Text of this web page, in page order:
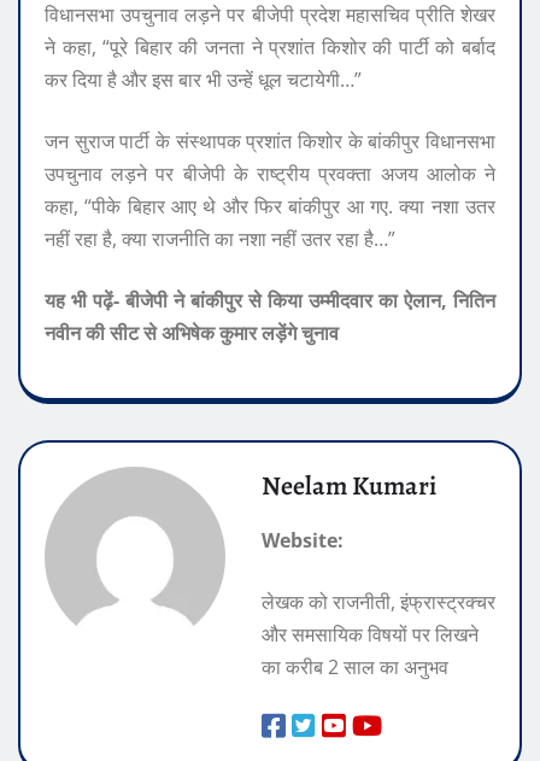
विधानसभा उपचुनाव लड़ने पर बीजेपी प्रदेश महासचिव प्रीति शेखर
ने कहा, “पूरे बिहार की जनता ने प्रशांत किशोर की पार्टी को बर्बाद
कर दिया है और इस बार भी उन्हें धूल चटायेगी…”
जन सुराज पार्टी के संस्थापक प्रशांत किशोर के बांकीपुर विधानसभा
उपचुनाव लड़ने पर बीजेपी के राष्ट्रीय प्रवक्ता अजय आलोक ने
कहा, “पीके बिहार आए थे और फिर बांकीपुर आ गए. क्या नशा उतर
नहीं रहा है, क्या राजनीति का नशा नहीं उतर रहा है…”
यह भी पढ़ें- बीजेपी ने बांकीपुर से किया उम्मीदवार का ऐलान, नितिन
नवीन की सीट से अभिषेक कुमार लड़ेंगे चुनाव
Neelam Kumari
Website:
लेखक को राजनीती, इंफ्रास्ट्रक्चर
और समसायिक विषयों पर लिखने
का करीब 2 साल का अनुभव